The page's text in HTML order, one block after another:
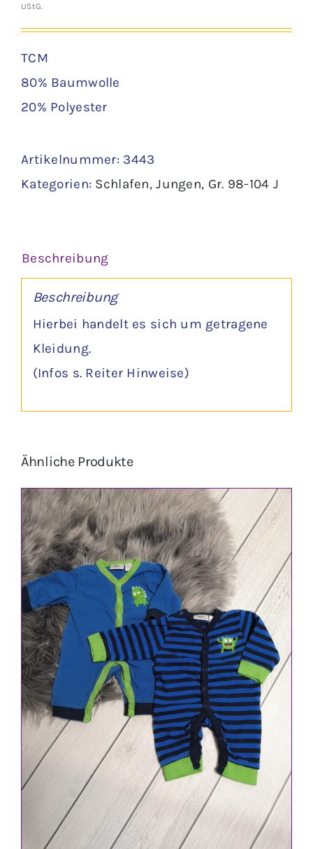
UStG.
TCM
80% Baumwolle
20% Polyester
Artikelnummer: 3443
Kategorien: Schlafen,Jungen, Gr. 98-104 J
Beschreibung
Beschreibung
Hierbei handelt es sich um getragene
Kleidung.
(Infos s. Reiter Hinweise)
Ähnliche Produkte